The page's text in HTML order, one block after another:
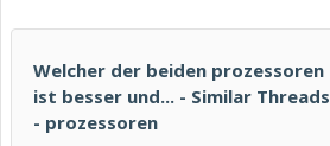
Welcher der beiden prozessoren
ist besser und... - Similar Threads
- prozessoren